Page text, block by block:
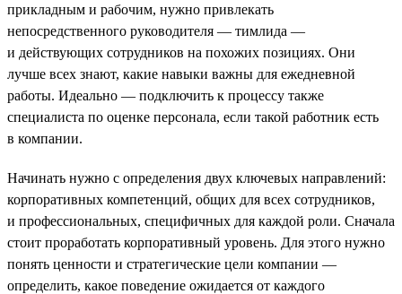
прикладным и рабочим, нужно привлекать
непосредственного руководителя — тимлида —
и действующих сотрудников на похожих позициях. Они
лучше всех знают, какие навыки важны для ежедневной
работы. Идеально — подключить к процессу также
специалиста по оценке персонала, если такой работник есть
в компании.
Начинать нужно с определения двух ключевых направлений:
корпоративных компетенций, общих для всех сотрудников,
и профессиональных, специфичных для каждой роли. Сначала
стоит проработать корпоративный уровень. Для этого нужно
понять ценности и стратегические цели компании —
определить, какое поведение ожидается от каждого